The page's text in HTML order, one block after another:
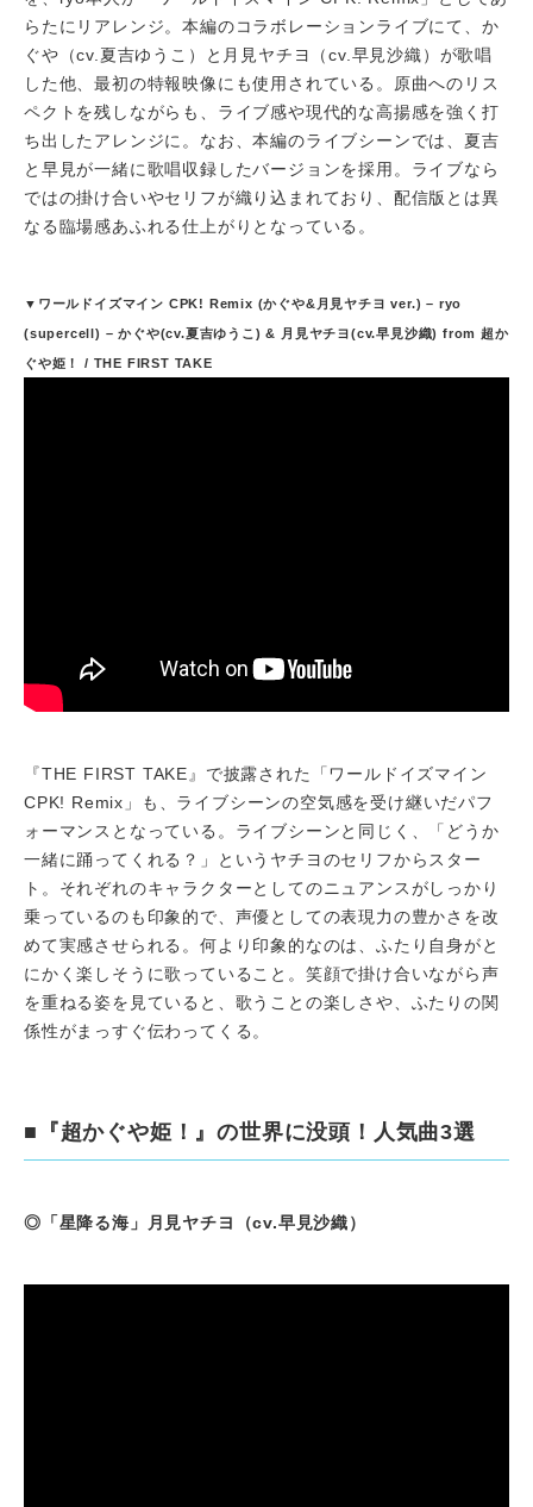
らたにリアレンジ。本編のコラボレーションライブにて、か
ぐや（cv.夏吉ゆうこ）と月見ヤチヨ（cv.早見沙織）が歌唱
した他、最初の特報映像にも使用されている。原曲へのリス
ペクトを残しながらも、ライブ感や現代的な高揚感を強く打
ち出したアレンジに。なお、本編のライブシーンでは、夏吉
と早見が一緒に歌唱収録したバージョンを採用。ライブなら
ではの掛け合いやセリフが織り込まれており、配信版とは異
なる臨場感あふれる仕上がりとなっている。
▼ワールドイズマイン CPK! Remix (かぐや&月見ヤチヨ ver.) – ryo
(supercell) – かぐや(cv.夏吉ゆうこ) & 月見ヤチヨ(cv.早見沙織) from 超か
ぐや姫！ / THE FIRST TAKE
『THE FIRST TAKE』で披露された「ワールドイズマイン
CPK! Remix」も、ライブシーンの空気感を受け継いだパフ
ォーマンスとなっている。ライブシーンと同じく、「どうか
一緒に踊ってくれる？」というヤチヨのセリフからスター
ト。それぞれのキャラクターとしてのニュアンスがしっかり
乗っているのも印象的で、声優としての表現力の豊かさを改
めて実感させられる。何より印象的なのは、ふたり自身がと
にかく楽しそうに歌っていること。笑顔で掛け合いながら声
を重ねる姿を見ていると、歌うことの楽しさや、ふたりの関
係性がまっすぐ伝わってくる。
■『超かぐや姫！』の世界に没頭！人気曲3選
◎「星降る海」月見ヤチヨ（cv.早見沙織）